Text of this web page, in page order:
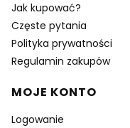
Jak kupować?
Częste pytania
Polityka prywatności
Regulamin zakupów
MOJE KONTO
Logowanie